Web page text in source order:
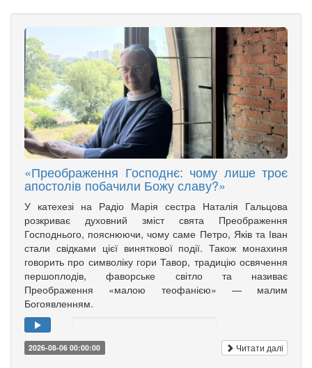
«Преображення Господнє: чому лише троє
апостолів побачили Божу славу?»
У катехезі на Радіо Марія сестра Наталія Гальцова
розкриває духовний зміст свята Преображення
Господнього, пояснюючи, чому саме Петро, Яків та Іван
стали свідками цієї виняткової події. Також монахиня
говорить про символіку гори Тавор, традицію освячення
першоплодів, фаворське світло та називає
Преображення «малою теофанією» — малим
Богоявленням.
2026-08-06 00:00:00 Читати далі